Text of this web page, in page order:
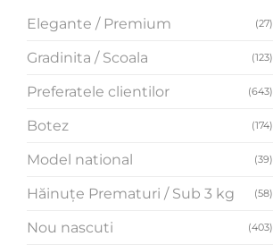
Elegante / Premium (27)
Gradinita / Scoala (123)
Preferatele clientilor (643)
Botez (174)
Model national (39)
Hăinuțe Prematuri / Sub 3 kg (58)
Nou nascuti (403)